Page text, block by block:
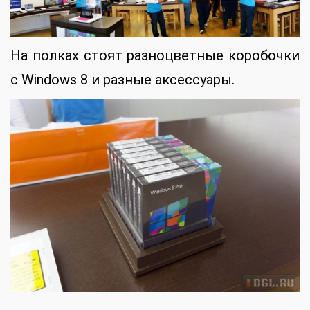
На полках стоят разноцветные коробочки
с Windows 8 и разные аксессуары.